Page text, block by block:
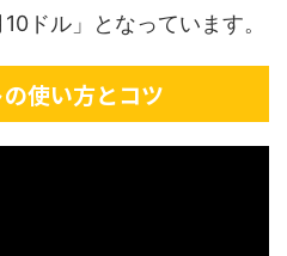
ドル」となっています。
使い方とコツ